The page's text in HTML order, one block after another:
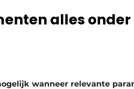
alles
wanneer relevante